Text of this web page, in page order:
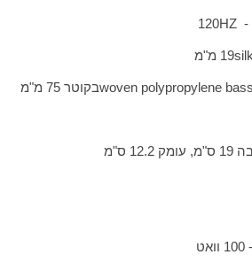
HZ
120
19 מ"מ
woven polypropyleneבקוטר 75 מ"מ